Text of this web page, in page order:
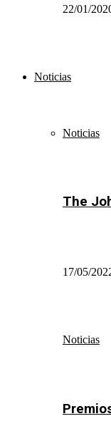
22/01/
Noticias
Noticias
The
17/05/
Noticias